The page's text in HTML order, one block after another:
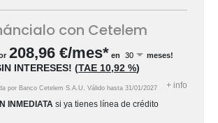
con Cetelem
208,96 €/mes* en meses!
INTERESES! (TAE 10,92 %)
por Banco Cetelem S.A.U. Válido hasta 31/01/2027 + info
INMEDIATA si ya tienes línea de crédito